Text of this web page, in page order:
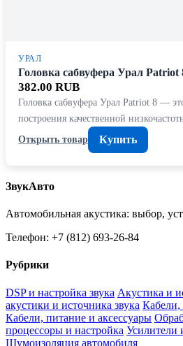
УРАЛ
Головка сабвуфера Урал Patriot
382.00 RUB
Головка сабвуфера Урал Patriot 8 —
построения качественной
Открыть товар
Купить
ЗвукАвто
Автомобильная акустика: выбор,
Телефон: +7 (812) 693-26-84
Рубрики
DSP и настройка звука Акустика и
акустики и источника звука Кабели,
Кабели, питание и аксессуары
процессоры и настройка Усилители
Шумоизоляция автомобиля